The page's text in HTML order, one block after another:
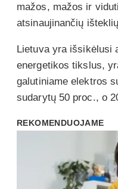
mažos, mažos ir
atsinaujinančių
Lietuva yra išsikėlusi
energetikos tikslus,
galutiniame elektros
sudarytų 50 proc., o
REKOMENDUOJAME